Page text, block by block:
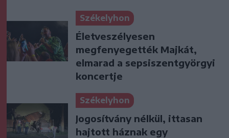
Székelyhon
Életveszélyesen
megfenyegették Majkát,
elmarad a sepsiszentgyörgyi
koncertje
Székelyhon
Jogosítvány nélkül, ittasan
hajtott háznak egy